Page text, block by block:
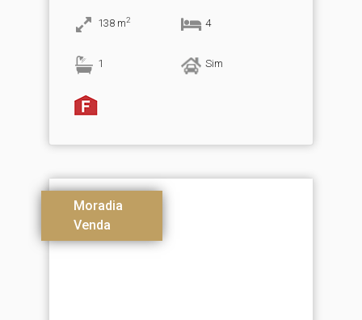
138 m2 4
1 Sim
Moradia
Venda